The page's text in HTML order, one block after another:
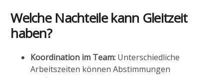
Welche Nachteile kann Gleitzeit
haben?
Koordination im Team: Unterschiedliche
Arbeitszeiten können Abstimmungen